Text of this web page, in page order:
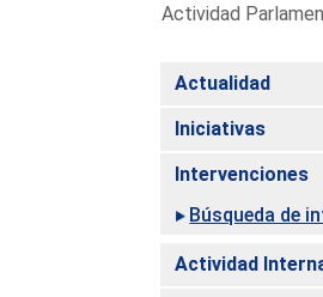
Actividad
Actualidad
Iniciativas
Intervenciones
Búsqueda de
Actividad